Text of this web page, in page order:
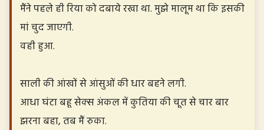
मैंने पहले ही रिया को दबाये रखा था. मुझे मालूम था कि इसकी
मां चुद जाएगी.
वही हुआ.
साली की आंखों से आंसुओं की धार बहने लगी.
आधा घंटा बहू सेक्स अंकल में कुतिया की चूत से चार बार
झरना बहा, तब मैं रुका.